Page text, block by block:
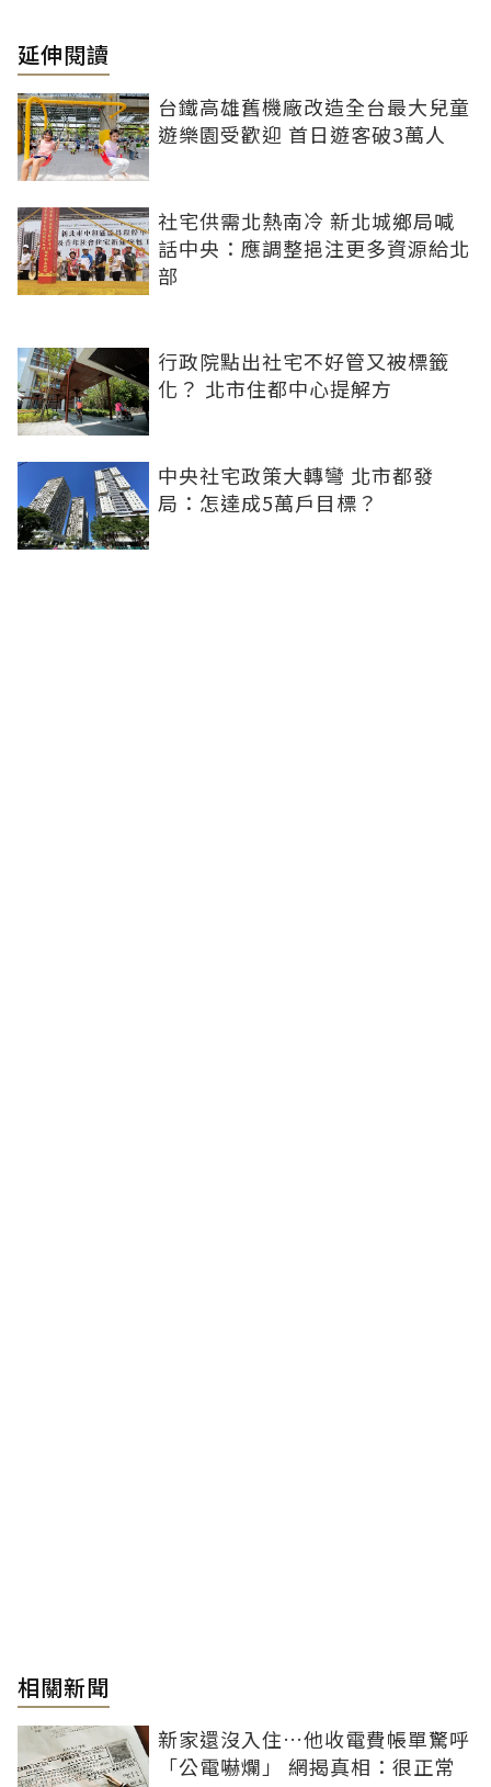
延伸閱讀
台鐵高雄舊機廠改造全台最大兒童
遊樂園受歡迎 首日遊客破3萬人
社宅供需北熱南冷 新北城鄉局喊
話中央：應調整挹注更多資源給北
部
行政院點出社宅不好管又被標籤
化？ 北市住都中心提解方
中央社宅政策大轉彎 北市都發
局：怎達成5萬戶目標？
相關新聞
新家還沒入住…他收電費帳單驚呼
「公電嚇爛」 網揭真相：很正常